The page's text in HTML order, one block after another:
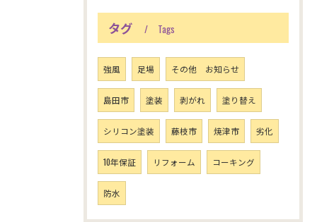
タグ Tags
強風 足場 その他 お知らせ
島田市 塗装 剥がれ 塗り替え
シリコン塗装 藤枝市 焼津市 劣化
10年保証 リフォーム コーキング
防水